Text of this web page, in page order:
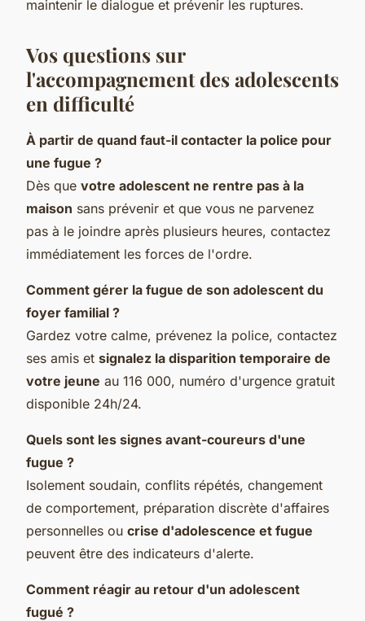
maintenir le dialogue et prévenir les ruptures.
Vos questions sur
l'accompagnement des adolescents
en difficulté
À partir de quand faut-il contacter la police pour
une fugue ?
Dès que votre adolescent ne rentre pas à la
maison sans prévenir et que vous ne parvenez
pas à le joindre après plusieurs heures, contactez
immédiatement les forces de l'ordre.
Comment gérer la fugue de son adolescent du
foyer familial ?
Gardez votre calme, prévenez la police, contactez
ses amis et signalez la disparition temporaire de
votre jeune au 116 000, numéro d'urgence gratuit
disponible 24h/24.
Quels sont les signes avant-coureurs d'une
fugue ?
Isolement soudain, conflits répétés, changement
de comportement, préparation discrète d'affaires
personnelles ou crise d'adolescence et fugue
peuvent être des indicateurs d'alerte.
Comment réagir au retour d'un adolescent
fugué ?